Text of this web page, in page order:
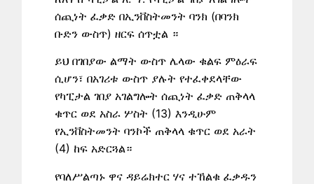
ሰጪነት ፈቃድ በኢንቨስትመንት ባንክ (በባንክ
ቡድን ውስጥ) ዘርፍ ሰጥቷል ።
ይህ በገበያው ልማት ውስጥ ሌላው ቁልፍ ምዕራፍ
ሲሆን፣ በአገሪቱ ውስጥ ያሉት የተፈቀደላቸው
የካፒታል ገበያ አገልግሎት ሰጪነት ፈቃድ ጠቅላላ
ቁጥር ወደ አስራ ሦስት (13) እንዲሁም
የኢንቨስትመንት ባንኮች ጠቅላላ ቁጥር ወደ አራት
(4) ከፍ አድርጓል።
የባለሥልጣኑ ዋና ዳይሬክተር ሃና ተኸልቁ ፈቃዱን